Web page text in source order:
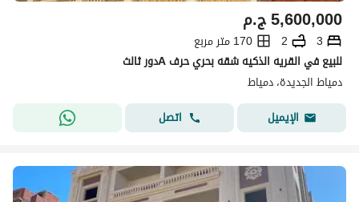
ج.م5,600,000
3
2
170 متر مربع
للبيع في القريه الذكيه شقه بحري حرف Aدور ثالث
دمياط الجديدة، دمياط
الإيميل
اتصل